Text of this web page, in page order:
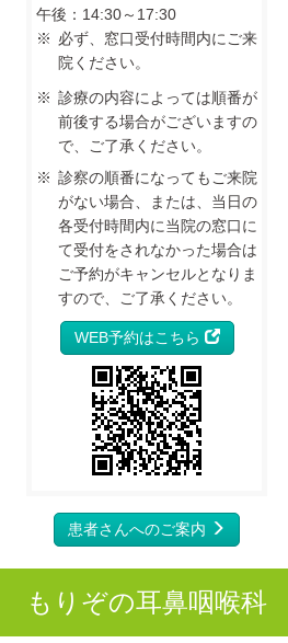
午後：14:30～17:30
必ず、窓口受付時間内にご来
院ください。
診療の内容によっては順番が
前後する場合がございますの
で、ご了承ください。
診察の順番になってもご来院
がない場合、または、当日の
各受付時間内に当院の窓口に
て受付をされなかった場合は
ご予約がキャンセルとなりま
すので、ご了承ください。
WEB予約はこちら
患者さんへのご案内
もりぞの耳鼻咽喉科